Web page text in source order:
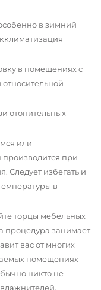
в зимний
в помещениях с
относительной
отопительных
или
при
Следует избегать и
в
торцы мебельных
процедура занимает
вас от многих
помещениях
никто не